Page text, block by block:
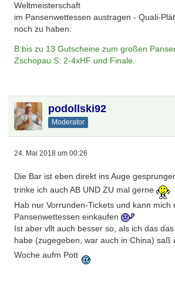
Weltmeisterschaft
im Pansenwettessen austragen - Quali-
noch zu haben:
B:bis zu 13 Gutscheine zum großen
Zschopau S: 2-4xHF und Finale.
podollski92
Moderator
24. Mai 2018 um 00:26
Die Bar ist eben direkt ins Auge
trinke ich auch AB UND ZU mal gerne
Hab nur Vorrunden-Tickets und kann mich
Pansenwettessen einkaufen
Ist aber vllt auch besser so, als ich das
habe (zugegeben, war auch in China) saß
Woche aufm Pott